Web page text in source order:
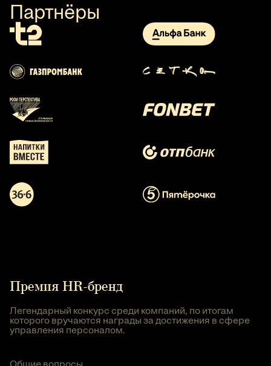
Партнёры
Премия HR-бренд
Легендарный конкурс среди компаний, по итогам
которого вручаются награды за достижения в сфере
управления персоналом.